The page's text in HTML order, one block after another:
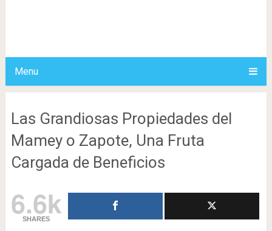
Menu
Las Grandiosas Propiedades del
Mamey o Zapote, Una Fruta
Cargada de Beneficios
6.6k
SHARES